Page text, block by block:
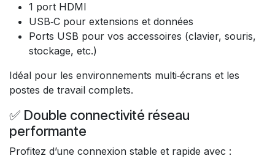
1 port HDMI
USB‑C pour extensions et données
Ports USB pour vos accessoires (clavier, souris,
stockage, etc.)
Idéal pour les environnements multi‑écrans et les
postes de travail complets.
✅ Double connectivité réseau
performante
Profitez d’une connexion stable et rapide avec :